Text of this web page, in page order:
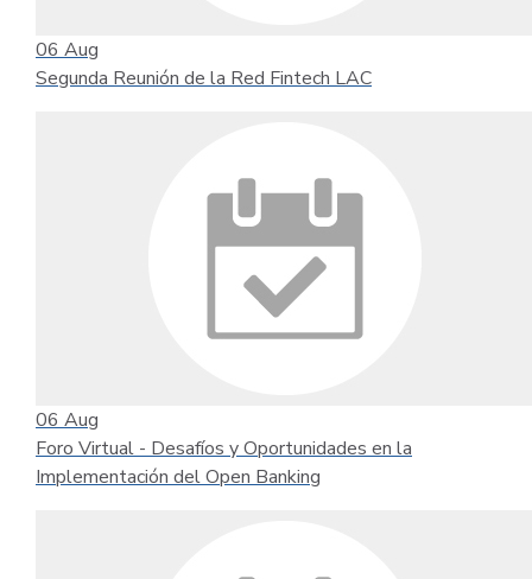
06 Aug
Segunda Reunión de la Red Fintech LAC
06 Aug
Foro Virtual - Desafíos y Oportunidades en la
Implementación del Open Banking